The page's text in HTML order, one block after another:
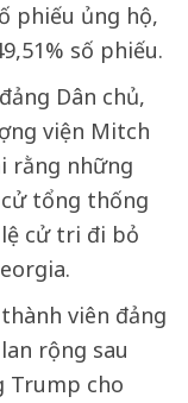
phiếu ủng hộ,
số phiếu.
Dân chủ,
viện Mitch
rằng những
tổng thống
cử tri đi bỏ
viên đảng
rộng sau
Trump cho